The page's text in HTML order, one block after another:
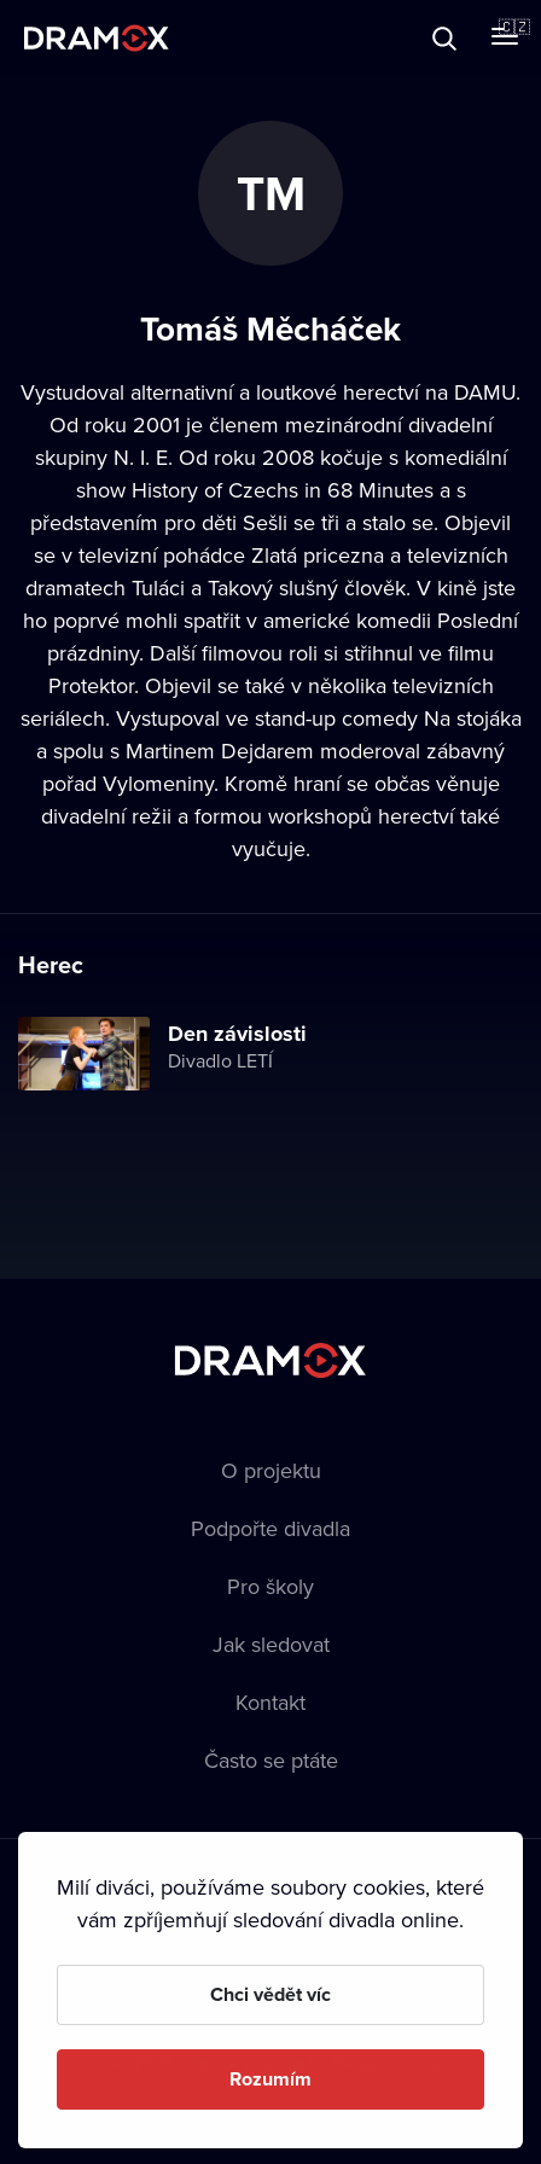
🇨🇿
TM
Tomáš Měcháček
Vystudoval alternativní a loutkové herectví na DAMU.
Od roku 2001 je členem mezinárodní divadelní
skupiny N. I. E. Od roku 2008 kočuje s komediální
show History of Czechs in 68 Minutes a s
představením pro děti Sešli se tři a stalo se. Objevil
se v televizní pohádce Zlatá pricezna a televizních
dramatech Tuláci a Takový slušný člověk. V kině jste
ho poprvé mohli spatřit v americké komedii Poslední
prázdniny. Další filmovou roli si střihnul ve filmu
Protektor. Objevil se také v několika televizních
seriálech. Vystupoval ve stand-up comedy Na stojáka
a spolu s Martinem Dejdarem moderoval zábavný
pořad Vylomeniny. Kromě hraní se občas věnuje
divadelní režii a formou workshopů herectví také
vyučuje.
Herec
Den závislosti
Divadlo LETÍ
O projektu
Podpořte divadla
Pro školy
Jak sledovat
Kontakt
Často se ptáte
Podmínky používání • Ochrana soukromí • Zásady používání
• Autorská práva•
Milí diváci, používáme soubory cookies, které
vám zpříjemňují sledování divadla online.
Chci vědět víc
Rozumím